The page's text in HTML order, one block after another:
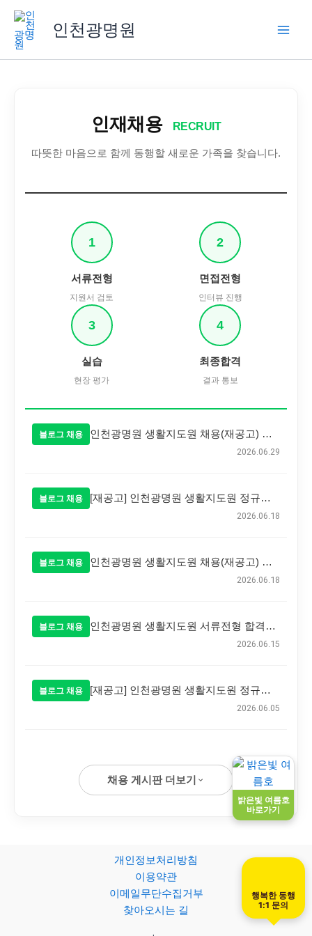
밝은빛 여름호
바로가기
로
인천광명원
인재채용 RECRUIT
따뜻한 마음으로 함께 동행할 새로운 가족을 찾습니다.
1
서류전형
지원서 검토
2
면접전형
인터뷰 진행
3
실습
현장 평가
4
최종합격
결과 통보
블로그 채용 인천광명원 생활지도원 채용(재공고) 최종 합격자 발표
2026.06.29
블로그 채용 [재공고] 인천광명원 생활지도원 정규직 공개 채용 공고
2026.06.18
블로그 채용 인천광명원 생활지도원 채용(재공고) 최종 합격자 발표
2026.06.18
블로그 채용 인천광명원 생활지도원 서류전형 합격자 발표
2026.06.15
블로그 채용 [재공고] 인천광명원 생활지도원 정규직 공개 채용 공고
2026.06.05
채용 게시판 더보기
개인정보처리방침
이용약관
이메일무단수집거부
찾아오시는 길
행복한 동행
1:1 문의